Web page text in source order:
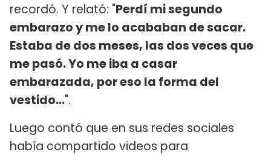
recordó. Y relató: "Perdí mi segundo
embarazo y me lo acababan de sacar.
Estaba de dos meses, las dos veces que
me pasó. Yo me iba a casar
embarazada, por eso la forma del
vestido...".
Luego contó que en sus redes sociales
había compartido videos para